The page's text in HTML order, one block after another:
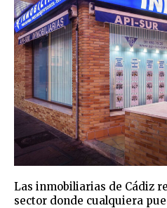
Las inmobiliarias de Cádiz
sector donde cualquiera